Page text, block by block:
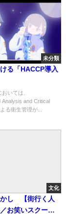
未分類
る「HACCP導入
いては、
Analysis and Critical
る衛生管理が...
文化
かし 【街行く人
お笑いスクール